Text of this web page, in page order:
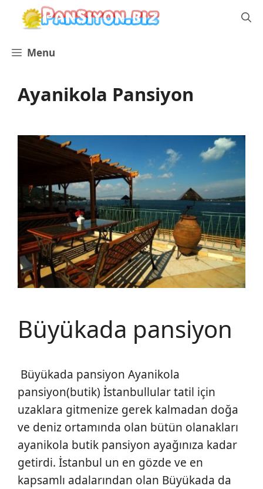
İçeriğe
Menu
Ayanikola Pansiyon
Büyükada pansiyon
Büyükada pansiyon Ayanikola
pansiyon(butik) İstanbullular tatil için
uzaklara gitmenize gerek kalmadan doğa
ve deniz ortamında olan bütün olanakları
ayanikola butik pansiyon ayağınıza kadar
getirdi. İstanbul un en gözde ve en
kapsamlı adalarından olan Büyükada da